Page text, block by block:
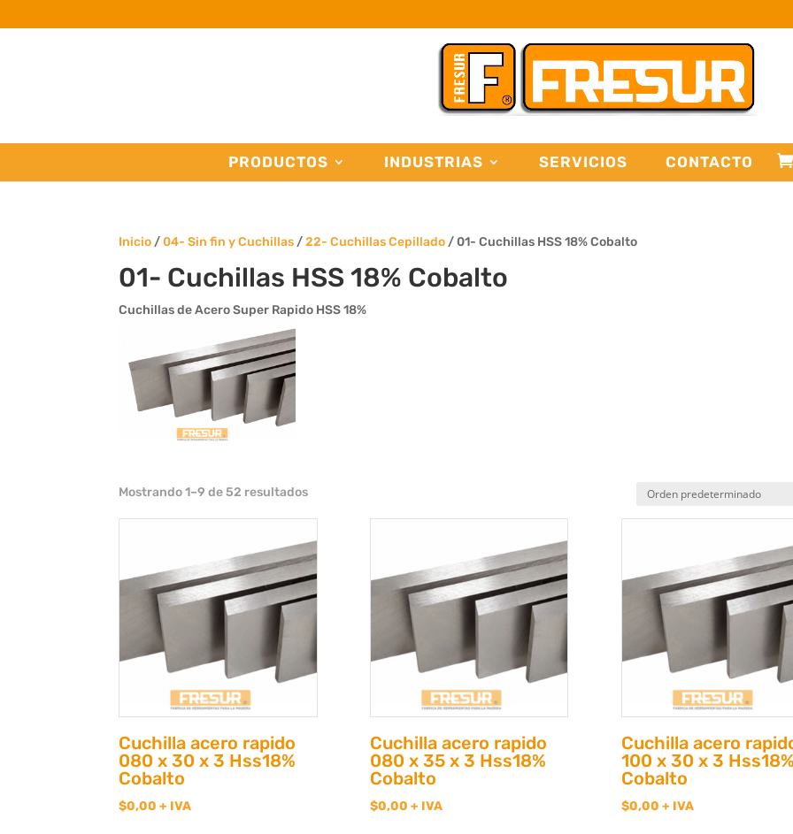
PRODUCTOS INDUSTRIAS SERVICIOS CONTACTO
Inicio /04- Sin fin y Cuchillas /22- Cuchillas Cepillado / 01- Cuchillas HSS 18% Cobalto
01- Cuchillas HSS 18% Cobalto
Cuchillas de Acero Super Rapido HSS 18%
Mostrando 1–9 de 52 resultados
Cuchilla acero rapido
080 x 30 x 3 Hss18%
Cobalto
$0,00 + IVA
Cuchilla acero rapido
080 x 35 x 3 Hss18%
Cobalto
$0,00 + IVA
Cuchilla acero
100 x 30 x 3
Cobalto
$0,00 + IVA